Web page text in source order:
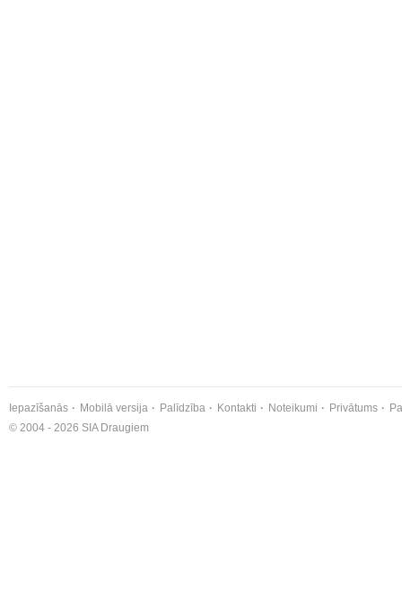
Iepazīšanās Mobilā versija Palīdzība Kontakti Noteikumi Privātums
© 2004 - 2026 SIA Draugiem